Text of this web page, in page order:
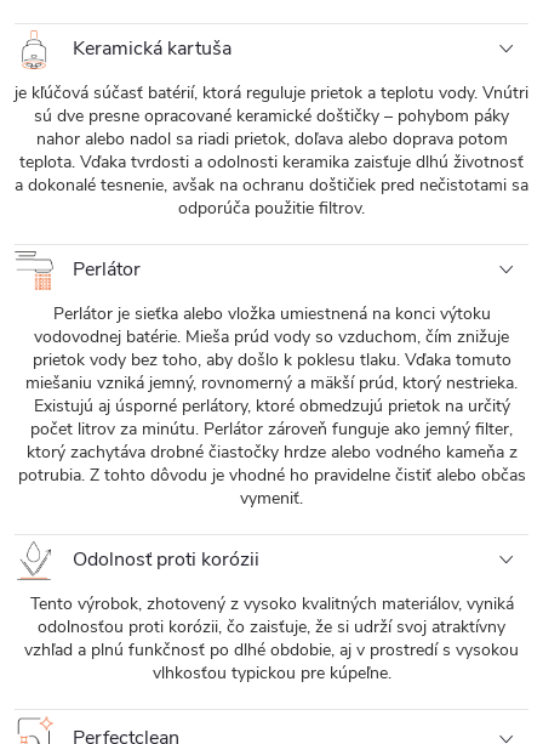
Keramická kartuša
je kľúčová súčasť batérií, ktorá reguluje prietok a teplotu vody. Vnútri
sú dve presne opracované keramické doštičky – pohybom páky
nahor alebo nadol sa riadi prietok, doľava alebo doprava potom
teplota. Vďaka tvrdosti a odolnosti keramika zaisťuje dlhú životnosť
a dokonalé tesnenie, avšak na ochranu doštičiek pred nečistotami sa
odporúča použitie filtrov.
Perlátor
Perlátor je sieťka alebo vložka umiestnená na konci výtoku
vodovodnej batérie. Mieša prúd vody so vzduchom, čím znižuje
prietok vody bez toho, aby došlo k poklesu tlaku. Vďaka tomuto
miešaniu vzniká jemný, rovnomerný a mäkší prúd, ktorý nestrieka.
Existujú aj úsporné perlátory, ktoré obmedzujú prietok na určitý
počet litrov za minútu. Perlátor zároveň funguje ako jemný filter,
ktorý zachytáva drobné čiastočky hrdze alebo vodného kameňa z
potrubia. Z tohto dôvodu je vhodné ho pravidelne čistiť alebo občas
vymeniť.
Odolnosť proti korózii
Tento výrobok, zhotovený z vysoko kvalitných materiálov, vyniká
odolnosťou proti korózii, čo zaisťuje, že si udrží svoj atraktívny
vzhľad a plnú funkčnosť po dlhé obdobie, aj v prostredí s vysokou
vlhkosťou typickou pre kúpeľne.
Perfectclean